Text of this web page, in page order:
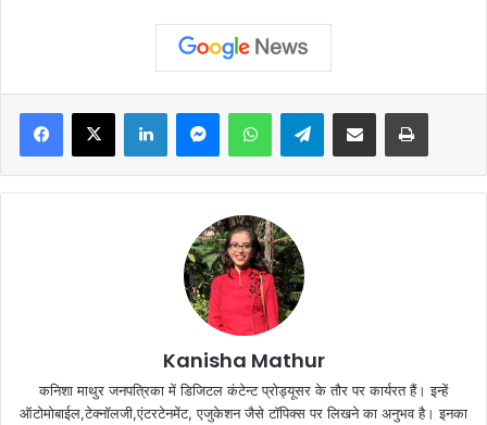
Facebook
X LinkedInMessengerWhatsAppTelegramShare via Email Print
Kanisha Mathur
कनिशा माथुर जनपत्रिका में डिजिटल कंटेन्ट प्रोड्यूसर के तौर पर कार्यरत हैं। इन्हें
ऑटोमोबाईल,टेक्नॉलजी,एंटरटेनमेंट, एजुकेशन जैसे टॉपिक्स पर लिखने का अनुभव है। इनका